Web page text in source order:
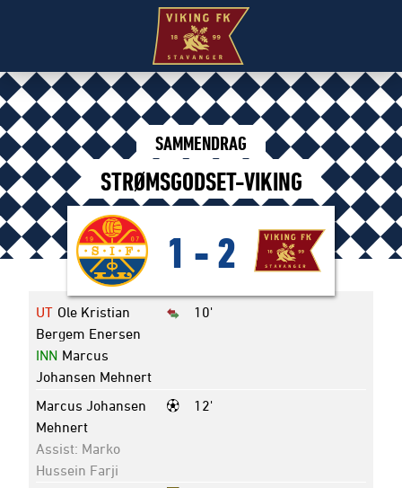
SAMMENDRAG
STRØMSGODSET-VIKING
1 - 2
10'
UT Ole Kristian
Bergem Enersen
INN Marcus
Johansen Mehnert
12'
Marcus Johansen
Mehnert
Assist: Marko
Hussein Farji